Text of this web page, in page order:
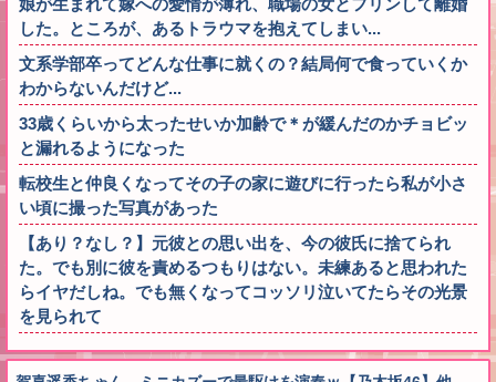
娘が生まれて嫁への愛情が薄れ、職場の女とフリンして離婚
した。ところが、あるトラウマを抱えてしまい...
文系学部卒ってどんな仕事に就くの？結局何で食っていくか
わからないんだけど...
33歳くらいから太ったせいか加齢で＊が緩んだのかチョビッ
と漏れるようになった
転校生と仲良くなってその子の家に遊びに行ったら私が小さ
い頃に撮った写真があった
【あり？なし？】元彼との思い出を、今の彼氏に捨てられ
た。でも別に彼を責めるつもりはない。未練あると思われた
らイヤだしね。でも無くなってコッソリ泣いてたらその光景
を見られて